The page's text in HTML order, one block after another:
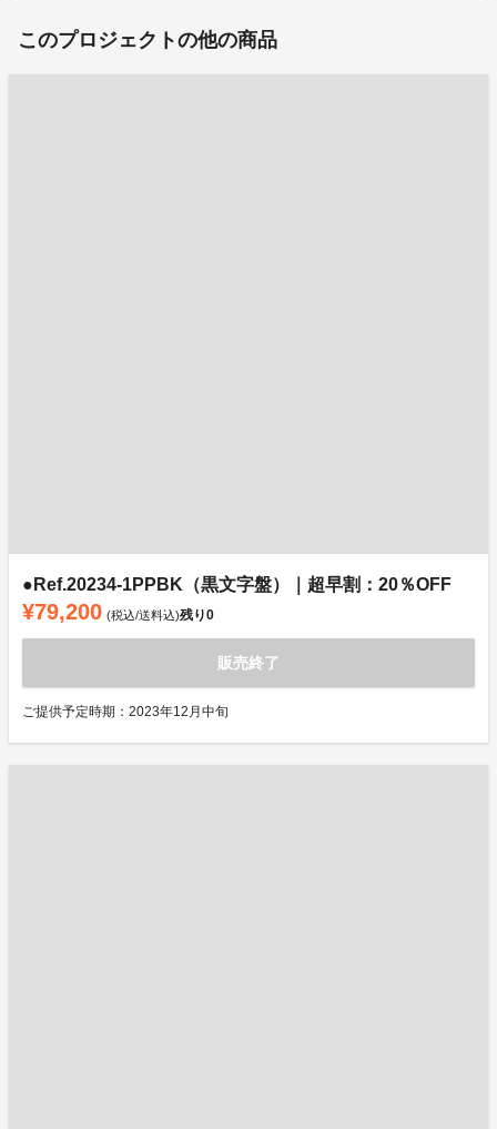
このプロジェクトの他の商品
●Ref.20234-1PPBK（黒文字盤）｜超早割：20％OFF
¥79,200 (税込/送料込)残り0
販売終了
ご提供予定時期：2023年12月中旬